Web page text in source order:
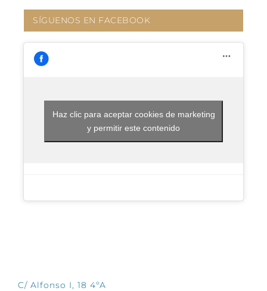
SÍGUENOS EN FACEBOOK
Haz clic para aceptar cookies de marketing
y permitir este contenido
C/ Alfonso I, 18 4ºA